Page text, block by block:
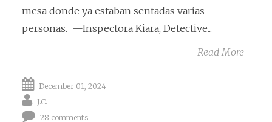
mesa donde ya estaban sentadas varias
personas. —Inspectora Kiara, Detective...
Read More
December 01, 2024
J.C.
28 comments